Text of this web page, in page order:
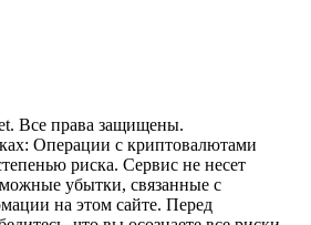
Все права защищены.
Операции с криптовалютами
риска. Сервис не несет
убытки, связанные с
на этом сайте. Перед